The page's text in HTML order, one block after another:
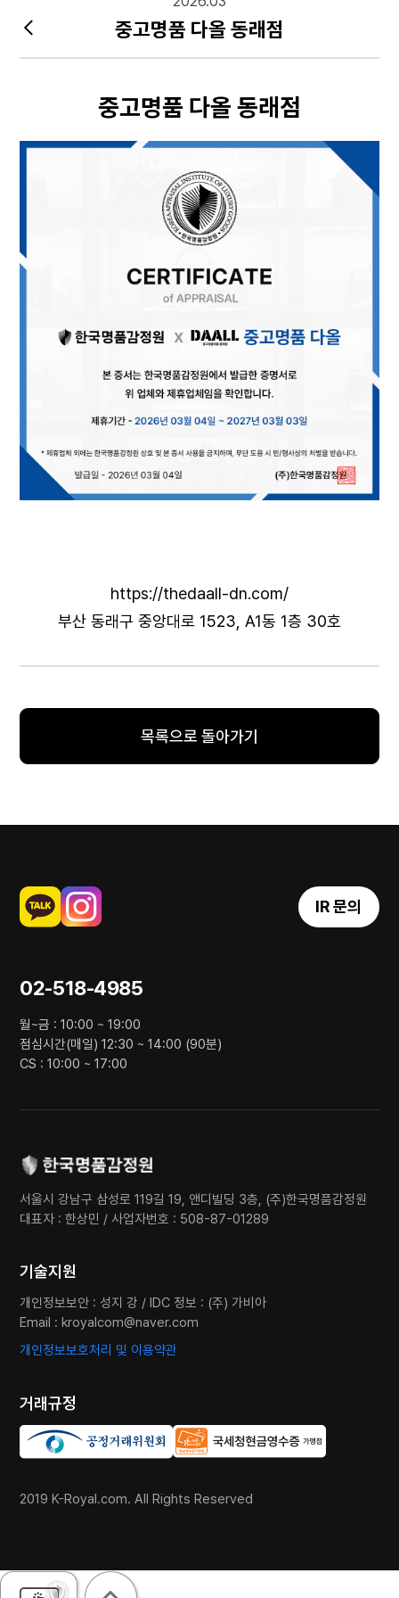
중고명품 다올 동래점
중고명품 다올 동래점
https://thedaall-dn.com/
부산 동래구 중앙대로 1523, A1동 1층 30호
목록으로 돌아가기
IR 문의
02-518-4985
월~금 : 10:00 ~ 19:00
점심시간(매일) 12:30 ~ 14:00 (90분)
CS : 10:00 ~ 17:00
서울시 강남구 삼성로 119길 19, 앤디빌딩 3층, (주)한국명품감정원
대표자 : 한상민 / 사업자번호 : 508-87-01289
기술지원
개인정보보안 : 성지 강 / IDC 정보 : (주) 가비아
Email : kroyalcom@naver.com
개인정보보호처리 및 이용약관
거래규정
2019 K-Royal.com. All Rights Reserved